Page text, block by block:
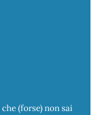
(forse) non sai